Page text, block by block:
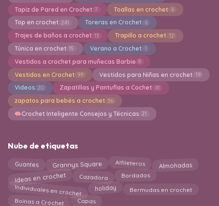
Tapiz de Pared en Crochet 7 Toallas en crochet 6
Top en crochet 241 Toreras en Crochet 6
Trajes de baños a crochet 13 Trapillo a crochet 12
Túnica en crochet 15 Verano a Crochet 1
Vestidos a crochet para muñecas Barbie 8
Vestidos en Crochet 99 Vestidos para Niñas en crochet 19
Videos 20 Zapatillas y Pantuflas a Cochet 41
zapatos para bebés a crochet 36
Crochet Inteligente Consejos y Técnicas 21
Nube de etiquetas
Guantes Grannys Square Alfileteros Almohadas
Ideas en crochet Cazadora Bordados
Individuales en crochet holiday Bermudas en crochet
Boinas a Crochet Capas